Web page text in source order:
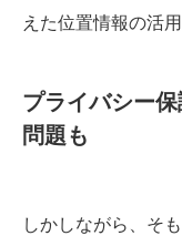
えた位置情報の活
プライバシー
問題も
しかしながら、そ